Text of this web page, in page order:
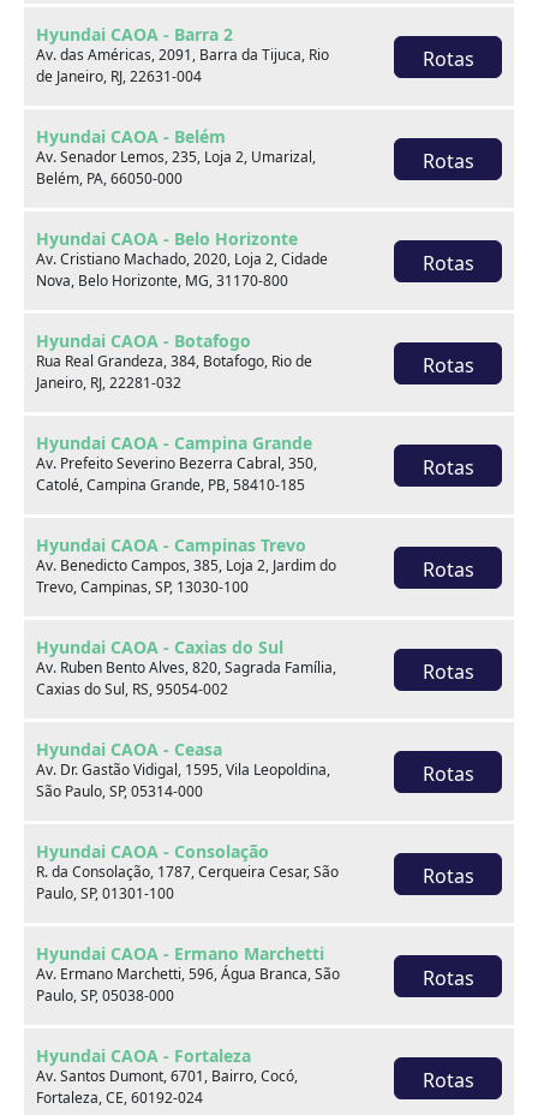
Hyundai CAOA - Barra 2
Av. das Américas, 2091, Barra da Tijuca, Rio
de Janeiro, RJ, 22631-004
Rotas
Hyundai CAOA - Belém
Av. Senador Lemos, 235, Loja 2, Umarizal,
Belém, PA, 66050-000
Rotas
Hyundai CAOA - Belo Horizonte
Av. Cristiano Machado, 2020, Loja 2, Cidade
Nova, Belo Horizonte, MG, 31170-800
Rotas
Hyundai CAOA - Botafogo
Rua Real Grandeza, 384, Botafogo, Rio de
Janeiro, RJ, 22281-032
Rotas
Hyundai CAOA - Campina Grande
Av. Prefeito Severino Bezerra Cabral, 350,
Catolé, Campina Grande, PB, 58410-185
Rotas
Hyundai CAOA - Campinas Trevo
Av. Benedicto Campos, 385, Loja 2, Jardim do
Trevo, Campinas, SP, 13030-100
Rotas
Hyundai CAOA - Caxias do Sul
Av. Ruben Bento Alves, 820, Sagrada Família,
Caxias do Sul, RS, 95054-002
Rotas
Hyundai CAOA - Ceasa
Av. Dr. Gastão Vidigal, 1595, Vila Leopoldina,
São Paulo, SP, 05314-000
Rotas
Hyundai CAOA - Consolação
R. da Consolação, 1787, Cerqueira Cesar, São
Paulo, SP, 01301-100
Rotas
Hyundai CAOA - Ermano Marchetti
Av. Ermano Marchetti, 596, Água Branca, São
Paulo, SP, 05038-000
Rotas
Hyundai CAOA - Fortaleza
Av. Santos Dumont, 6701, Bairro, Cocó,
Fortaleza, CE, 60192-024
Rotas
Venda seu usado
Consórcio
CAOA Changan | A21 - Tatuapé
CAOA Changan | A21 - Tatuapé
Rua Serra do Japi, 1275 Tatuapé, São Paulo, SP, 03309-
001